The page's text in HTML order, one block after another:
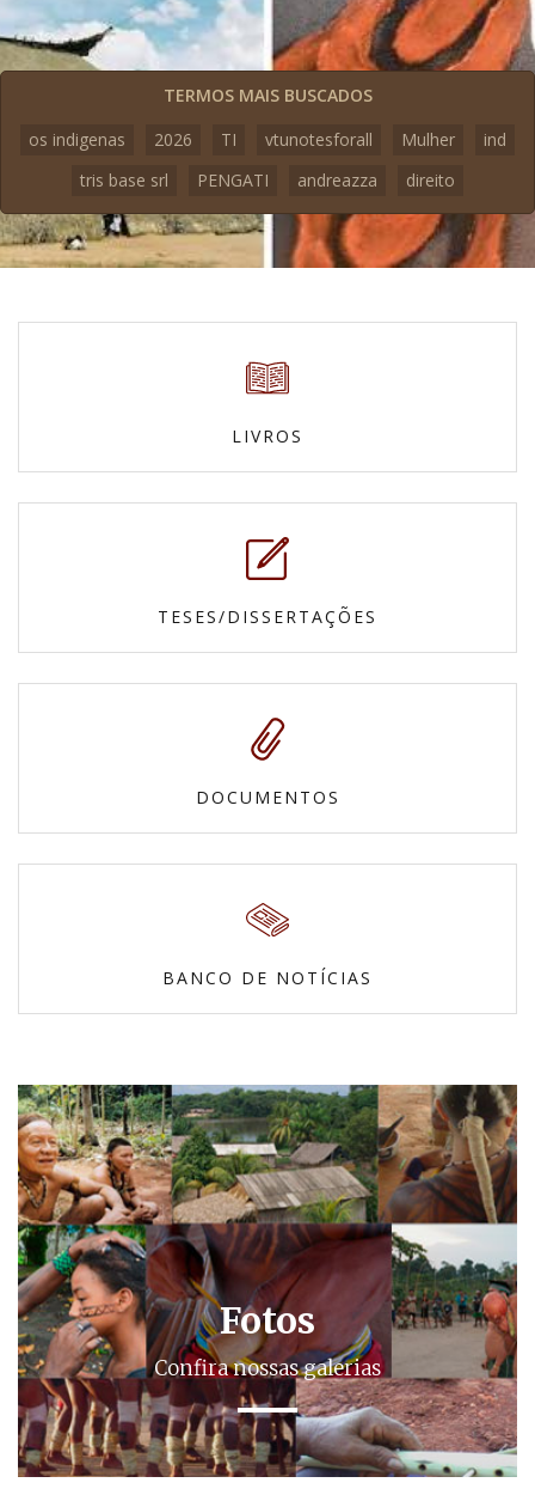
TERMOS MAIS BUSCADOS
os indigenas
2026 TI vtunotesforall Mulher
ind
tris base srl
PENGATI andreazza direito
LIVROS
TESES/DISSERTAÇÕES
DOCUMENTOS
BANCO DE NOTÍCIAS
Fotos
Confira nossas galerias